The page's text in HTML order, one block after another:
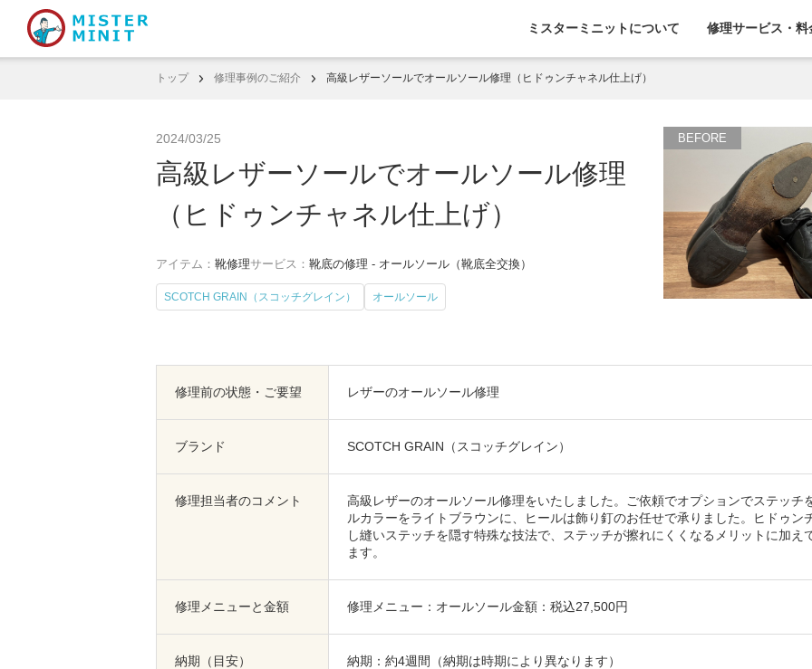
ミスターミニットについて 修理サービス・料
トップ 修理事例のご紹介 高級レザーソールでオールソール修理（ヒドゥンチャネル仕上げ）
2024/03/25
高級レザーソールでオールソール修理
（ヒドゥンチャネル仕上げ）
アイテム： 靴修理サービス： 靴底の修理 - オールソール（靴底全交換）
SCOTCH GRAIN（スコッチグレイン） オールソール
修理前の状態・ご要望 レザーのオールソール修理
ブランド SCOTCH GRAIN（スコッチグレイン）
修理担当者のコメント
高級レザーのオールソール修理をいたしました。ご依頼でオプションでステッチ
ルカラーをライトブラウンに、ヒールは飾り釘のお任せで承りました。ヒドゥ
し縫いステッチを隠す特殊な技法で、ステッチが擦れにくくなるメリットに加
ます。
修理メニューと金額 修理メニュー：オールソール金額：税込27,500円
納期（目安） 納期：約4週間（納期は時期により異なります）